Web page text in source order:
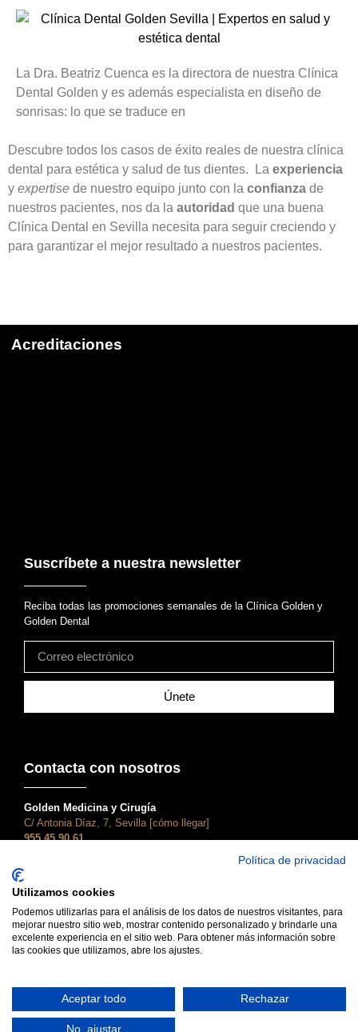
La Dra. Beatriz Cuenca es la directora de nuestra Clínica
Dental Golden y es además especialista en diseño de
sonrisas: lo que se traduce en
Descubre todos los casos de éxito reales de nuestra clínica
dental para estética y salud de tus dientes. La experiencia
y expertise de nuestro equipo junto con la confianza de
nuestros pacientes, nos da la autoridad que una buena
Clínica Dental en Sevilla necesita para seguir creciendo y
para garantizar el mejor resultado a nuestros pacientes.
Acreditaciones
Suscríbete a nuestra newsletter
Reciba todas las promociones semanales de la Clínica Golden y
Golden Dental
Únete
Contacta con nosotros
Golden Medicina y Cirugía
C/ Antonia Díaz, 7, Sevilla [cómo llegar]
955 45 90 61
C/ Adriano, 28, Sevilla [cómo llegar]
955 45 90 61
dental@clinicagolden.com
Política de privacidad
Utilizamos cookies
Podemos utilizarlas para el análisis de los datos de nuestros visitantes, para
mejorar nuestro sitio web, mostrar contenido personalizado y brindarle una
excelente experiencia en el sitio web. Para obtener más información sobre
las cookies que utilizamos, abre los ajustes.
Aceptar todo Rechazar
No, ajustar